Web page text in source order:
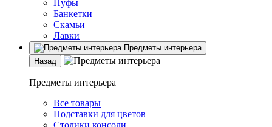
Пуфы
Банкетки
Скамьи
Лавки
Предметы интерьера
Назад
Предметы интерьера
Все товары
Подставки для цветов
Столики консоли